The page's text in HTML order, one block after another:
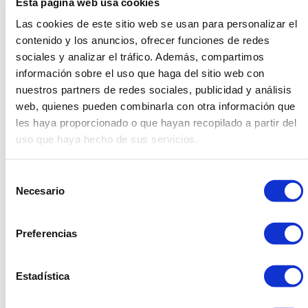
Las cookies de este sitio web se usan para personalizar el
contenido y los anuncios, ofrecer funciones de redes
sociales y analizar el tráfico. Además, compartimos
información sobre el uso que haga del sitio web con
nuestros partners de redes sociales, publicidad y análisis
web, quienes pueden combinarla con otra información que
les haya proporcionado o que hayan recopilado a partir del
uso que haya hecho de sus servicios.
Necesario
Preferencias
Estadística
gastronómico, es un producto con el que nosotros no
trabajamos en exceso, ya que no interviene en la
elaboración de panellets.
¿Cuántos panellets podéis hacer estos días?
¡No puedo responderte a esa pregunta! ya que me
resulta prácticamente imposible saber cuantos
podemos llegar a elaborar estos días. Lo único que
150 kgs de almendras mas 150 kgs de azúcar, y un total
diferentes clases.
Correcto, sin ninguna duda es la estrella del escaparate.